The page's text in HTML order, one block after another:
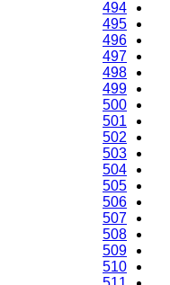
494
495
496
497
498
499
500
501
502
503
504
505
506
507
508
509
510